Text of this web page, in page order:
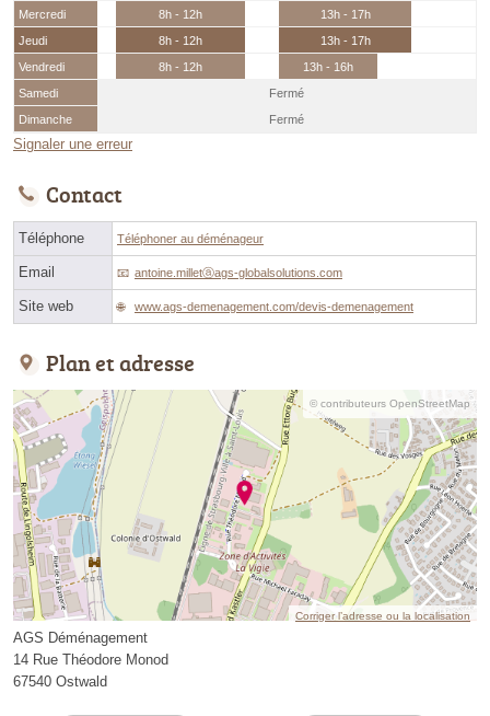
Mercredi
8h - 12h
13h - 17h
Jeudi
8h - 12h
13h - 17h
Vendredi
8h - 12h
13h - 16h
Samedi
Fermé
Dimanche
Fermé
Signaler une erreur
Contact
Téléphone Téléphoner au déménageur
Email antoine.milletⓐags-globalsolutions.com
Site web www.ags-demenagement.com/devis-demenagement
Plan et adresse
© contributeurs OpenStreetMap
Corriger l’adresse ou la localisation
AGS Déménagement
14 Rue Théodore Monod
67540 Ostwald